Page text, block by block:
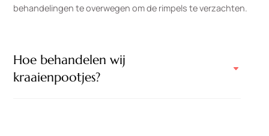
behandelingen te overwegen om de rimpels te verzachten.
Hoe behandelen wij
kraaienpootjes?